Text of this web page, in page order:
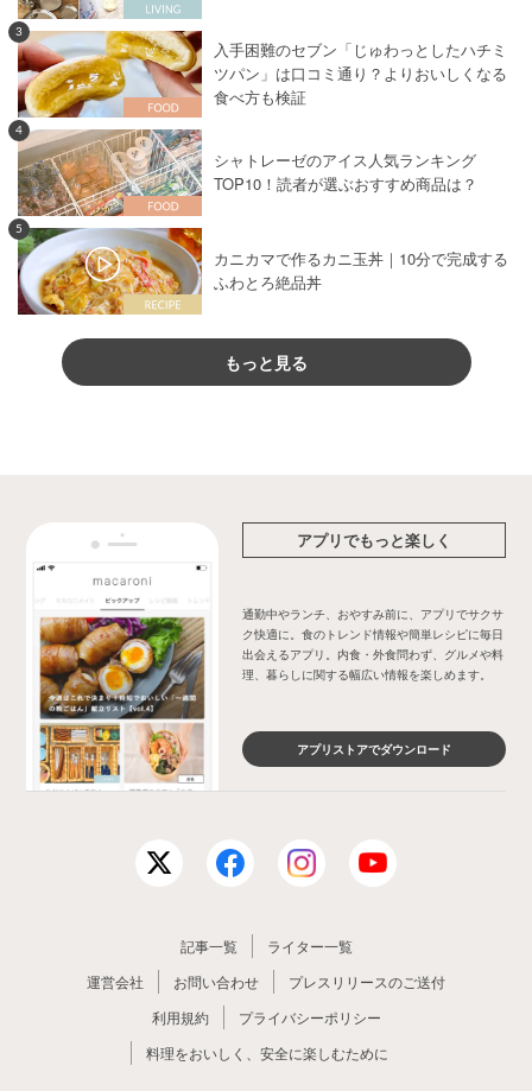
3
入手困難のセブン「じゅわっとしたハチミ
ツパン」は口コミ通り？よりおいしくなる
食べ方も検証
4
シャトレーゼのアイス人気ランキング
TOP10！読者が選ぶおすすめ商品は？
5
カニカマで作るカニ玉丼｜10分で完成する
ふわとろ絶品丼
もっと見る
アプリでもっと楽しく
通勤中やランチ、おやすみ前に、アプリでサクサ
ク快適に。食のトレンド情報や簡単レシピに毎日
出会えるアプリ。内食・外食問わず、グルメや料
理、暮らしに関する幅広い情報を楽しめます。
アプリストアでダウンロード
記事一覧
ライター一覧
運営会社
お問い合わせ
プレスリリースのご送付
利用規約
プライバシーポリシー
料理をおいしく、安全に楽しむために